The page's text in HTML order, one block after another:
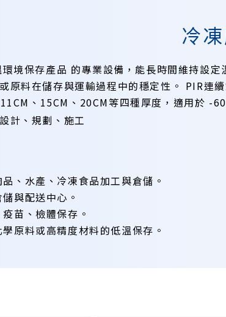
冷
環境保存產品 的專業設備，能長時間維持
原料在儲存與運輸過程中的穩定性。 PIR
、15CM、20CM等四種厚度，適用於
計、規劃、施工
、水產、冷凍食品加工與倉儲。
與配送中心。
苗、檢體保存。
原料或高精度材料的低溫保存。